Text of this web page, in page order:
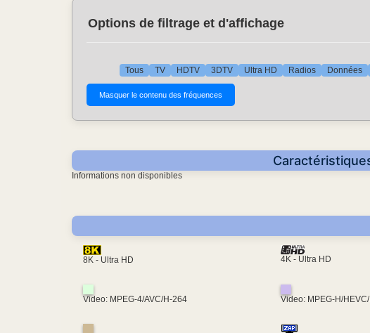
Options de filtrage et d'affichage
Tous TV HDTV 3DTV Ultra HD Radios Données
Informations non disponibles
8K - Ultra HD 4K - Ultra HD
Video: MPEG-4/AVC/H-264 Video: MPEG-H/